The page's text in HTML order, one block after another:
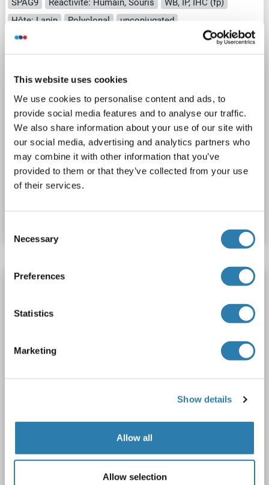
This website uses cookies
We use cookies to personalise content and ads, to
provide social media features and to analyse our traffic.
We also share information about your use of our site with
our social media, advertising and analytics partners who
may combine it with other information that you’ve
provided to them or that they’ve collected from your use
of their services.
Selection
Necessary
Preferences
Statistics
Marketing
Show details
Allow all
Allow selection
Hôte: Lapin
Polyclonal unconjugated
SPAG9 anticorps (Middle Region)
Polyclonal
2 images